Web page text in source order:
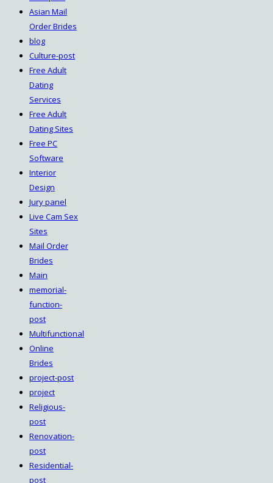
Asian Mail
Order Brides
blog
Culture-post
Free Adult
Dating
Services
Free Adult
Dating Sites
Free PC
Software
Interior
Design
Jury panel
Live Cam Sex
Sites
Mail Order
Brides
Main
memorial-
function-
post
Multifunctional
Online
Brides
project-post
project
Religious-
post
Renovation-
post
Residential-
post